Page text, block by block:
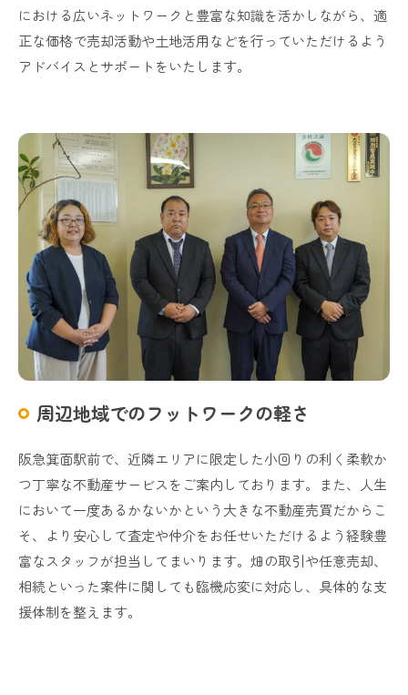
における広いネットワークと豊富な知識を活かしながら、適
正な価格で売却活動や土地活用などを行っていただけるよう
アドバイスとサポートをいたします。
周辺地域でのフットワークの軽さ
阪急箕面駅前で、近隣エリアに限定した小回りの利く柔軟か
つ丁寧な不動産サービスをご案内しております。また、人生
において一度あるかないかという大きな不動産売買だからこ
そ、より安心して査定や仲介をお任せいただけるよう経験豊
富なスタッフが担当してまいります。畑の取引や任意売却、
相続といった案件に関しても臨機応変に対応し、具体的な支
援体制を整えます。